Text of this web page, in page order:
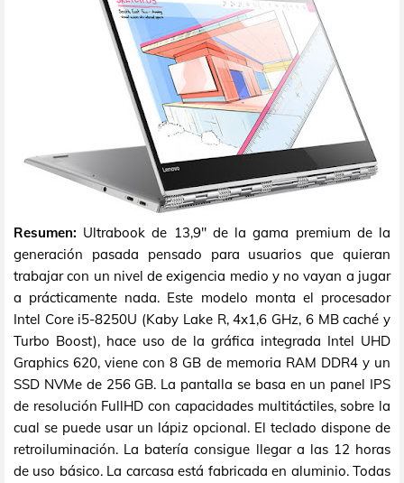
Resumen: Ultrabook de 13,9" de la gama premium de la
generación pasada pensado para usuarios que quieran
trabajar con un nivel de exigencia medio y no vayan a jugar
a prácticamente nada. Este modelo monta el procesador
Intel Core i5-8250U (Kaby Lake R, 4x1,6 GHz, 6 MB caché y
Turbo Boost), hace uso de la gráfica integrada Intel UHD
Graphics 620, viene con 8 GB de memoria RAM DDR4 y un
SSD NVMe de 256 GB. La pantalla se basa en un panel IPS
de resolución FullHD con capacidades multitáctiles, sobre la
cual se puede usar un lápiz opcional. El teclado dispone de
retroiluminación. La batería consigue llegar a las 12 horas
de uso básico. La carcasa está fabricada en aluminio. Todas